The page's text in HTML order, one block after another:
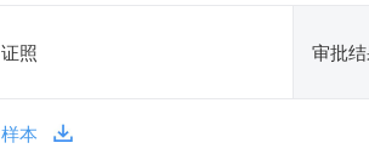
证照 审批
样本